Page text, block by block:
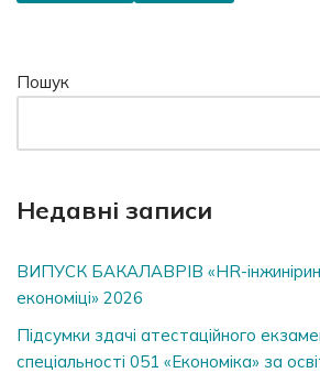
Пошук
Недавні записи
ВИПУСК БАКАЛАВРІВ «HR-
економіці» 2026
Підсумки здачі атестаційного
спеціальності 051 «Економіка» за